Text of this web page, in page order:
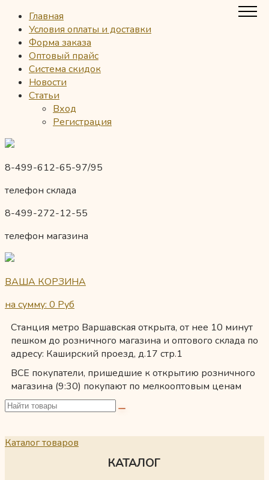
Главная
Условия оплаты и доставки
Форма заказа
Оптовый прайс
Система скидок
Новости
Статьи
Вход
Регистрация
8-499-612-65-97/95
телефон склада
8-499-272-12-55
телефон магазина
ВАША КОРЗИНА
на сумму: 0 Руб
Станция метро Варшавская открыта, от нее 10 минут
пешком до розничного магазина и оптового склада по
адресу: Каширский проезд, д.17 стр.1
ВСЕ покупатели, пришедшие к открытию розничного
магазина (9:30) покупают по мелкооптовым ценам
Каталог товаров
КАТАЛОГ